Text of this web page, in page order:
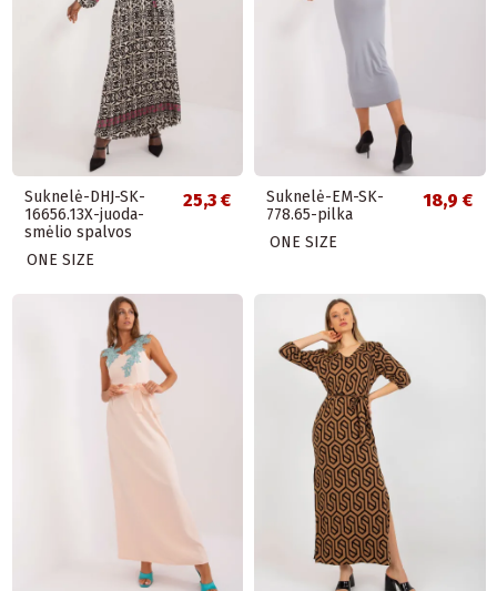
Suknelė-DHJ-SK-
16656.13X-juoda-
smėlio spalvos
25,3 €
ONE SIZE
Suknelė-EM-SK-
778.65-pilka
18,9 €
ONE SIZE